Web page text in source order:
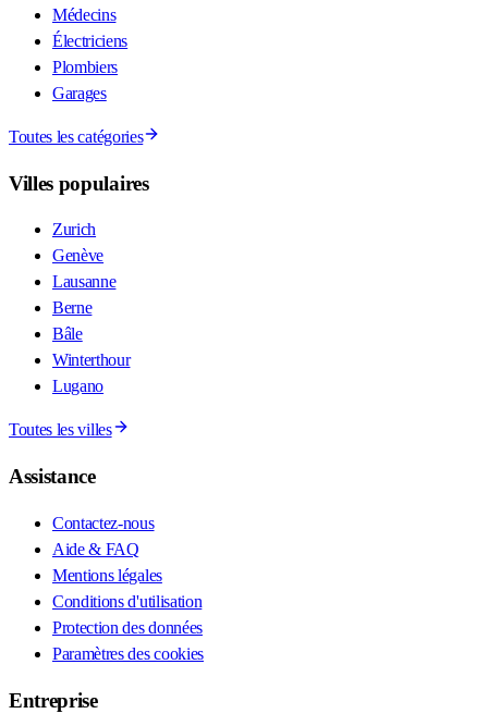
Médecins
Électriciens
Plombiers
Garages
Toutes les catégories
Villes populaires
Zurich
Genève
Lausanne
Berne
Bâle
Winterthour
Lugano
Toutes les villes
Assistance
Contactez-nous
Aide & FAQ
Mentions légales
Conditions d'utilisation
Protection des données
Paramètres des cookies
Entreprise